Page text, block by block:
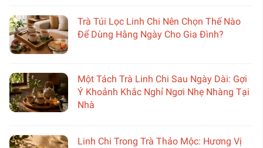
Trà Túi Lọc Linh Chi Nên Chọn Thế Nào
Để Dùng Hằng Ngày Cho Gia Đình?
Một Tách Trà Linh Chi Sau Ngày Dài: Gợi
Ý Khoảnh Khắc Nghỉ Ngơi Nhẹ Nhàng Tại
Nhà
Linh Chi Trong Trà Thảo Mộc: Hương Vị